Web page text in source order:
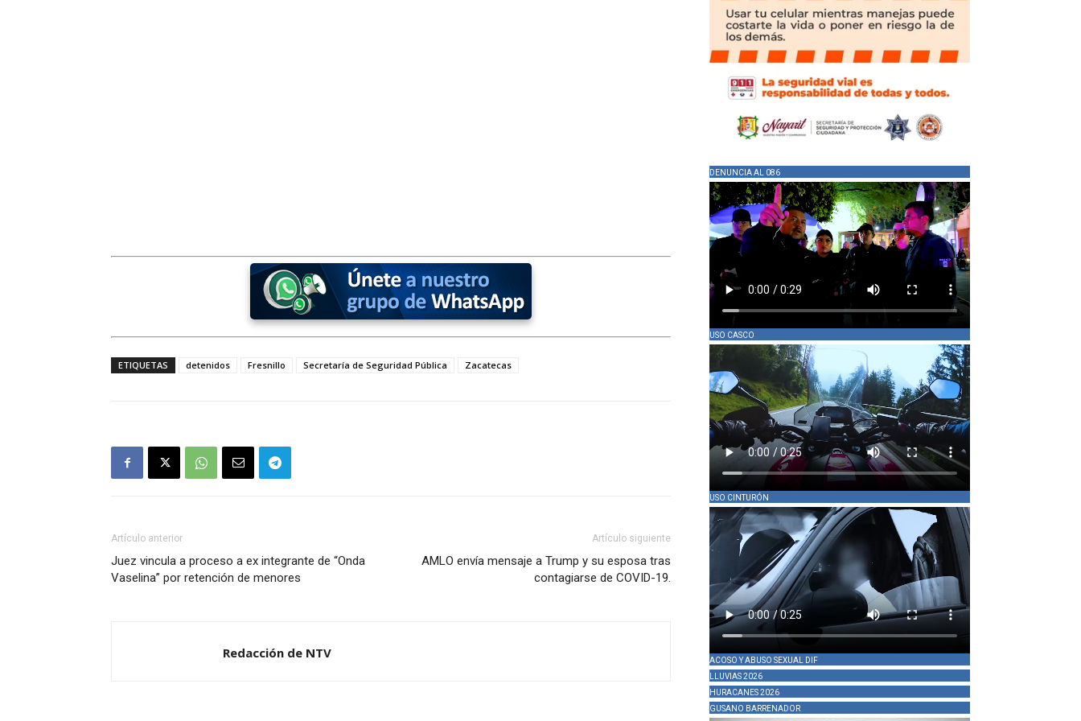
ETIQUETAS detenidos Fresnillo Secretaría de Seguridad Pública Zacatecas
Artículo anterior
Juez vincula a proceso a ex integrante de “Onda
Vaselina” por retención de menores
Artículo siguiente
AMLO envía mensaje a Trump y su esposa tras
contagiarse de COVID-19.
Redacción de NTV
DENUNCIA AL 086
USO CASCO
USO CINTURÓN
ACOSO Y ABUSO SEXUAL DIF
LLUVIAS 2026
HURACANES 2026
GUSANO BARRENADOR